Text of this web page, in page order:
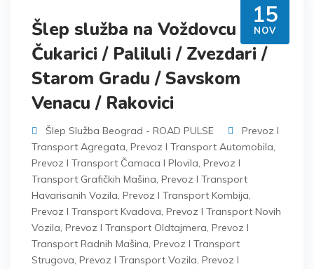
15
NOV
Šlep služba na Voždovcu /
Čukarici / Paliluli / Zvezdari /
Starom Gradu / Savskom
Venacu / Rakovici
Šlep Služba Beograd - ROAD PULSE
Prevoz I
Transport Agregata, Prevoz I Transport Automobila,
Prevoz I Transport Čamaca I Plovila, Prevoz I
Transport Grafičkih Mašina, Prevoz I Transport
Havarisanih Vozila, Prevoz I Transport Kombija,
Prevoz I Transport Kvadova, Prevoz I Transport Novih
Vozila, Prevoz I Transport Oldtajmera, Prevoz I
Transport Radnih Mašina, Prevoz I Transport
Strugova, Prevoz I Transport Vozila, Prevoz I